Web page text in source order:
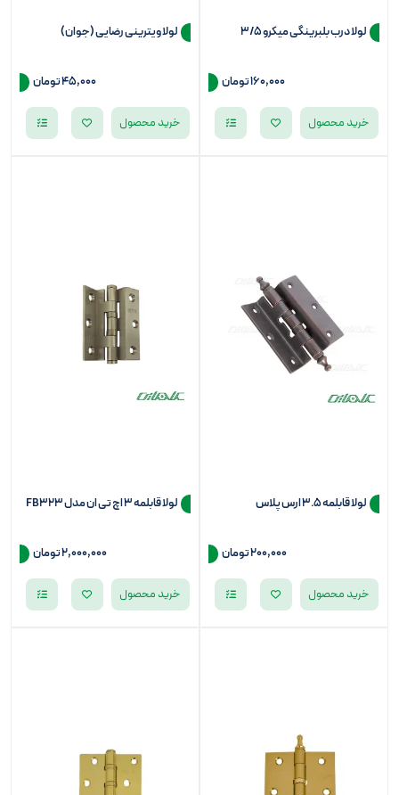
لولا درب بلبرینگی میکرو 3/5
160,000تومان
خرید محصول
لولا ویترینی رضایی (جوان)
45,000تومان
خرید محصول
لولا قابلمه 3.5 ارس پلاس
200,000تومان
خرید محصول
لولا قابلمه 3 اچ تی ان مدل FB323
2,000,000تومان
خرید محصول